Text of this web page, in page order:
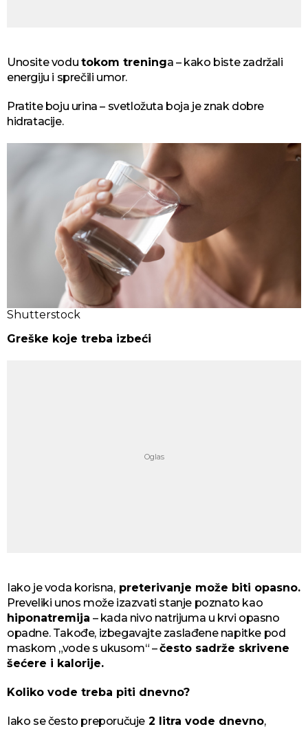
Unosite vodu tokom treninga – kako biste zadržali
energiju i sprečili umor.
Pratite boju urina – svetložuta boja je znak dobre
hidratacije.
Shutterstock
Greške koje treba izbeći
Iako je voda korisna,preterivanje može biti opasno.
Preveliki unos može izazvati stanje poznato kao
hiponatremija – kada nivo natrijuma u krvi opasno
opadne. Takođe, izbegavajte zaslađene napitke pod
maskom „vode s ukusom“ –često sadrže skrivene
šećere i kalorije.
Koliko vode treba piti dnevno?
Iako se često preporučuje 2 litra vode dnevno,